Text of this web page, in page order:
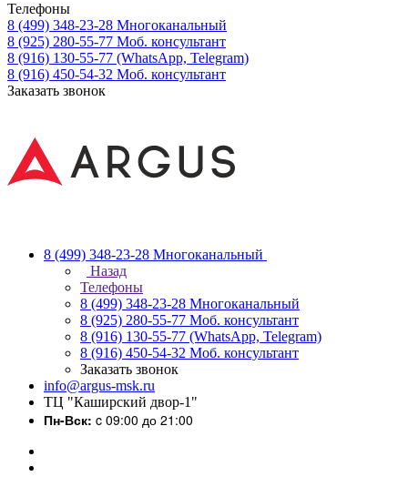
Телефоны
8 (499) 348-23-28 Многоканальный
8 (925) 280-55-77 Моб. консультант
8 (916) 130-55-77 (WhatsApp, Telegram)
8 (916) 450-54-32 Моб. консультант
Заказать звонок
8 (499) 348-23-28 Многоканальный
Назад
Телефоны
8 (499) 348-23-28 Многоканальный
8 (925) 280-55-77 Моб. консультант
8 (916) 130-55-77 (WhatsApp, Telegram)
8 (916) 450-54-32 Моб. консультант
Заказать звонок
info@argus-msk.ru
ТЦ "Каширский двор-1"
Пн-Вск: c 09:00 до 21:00